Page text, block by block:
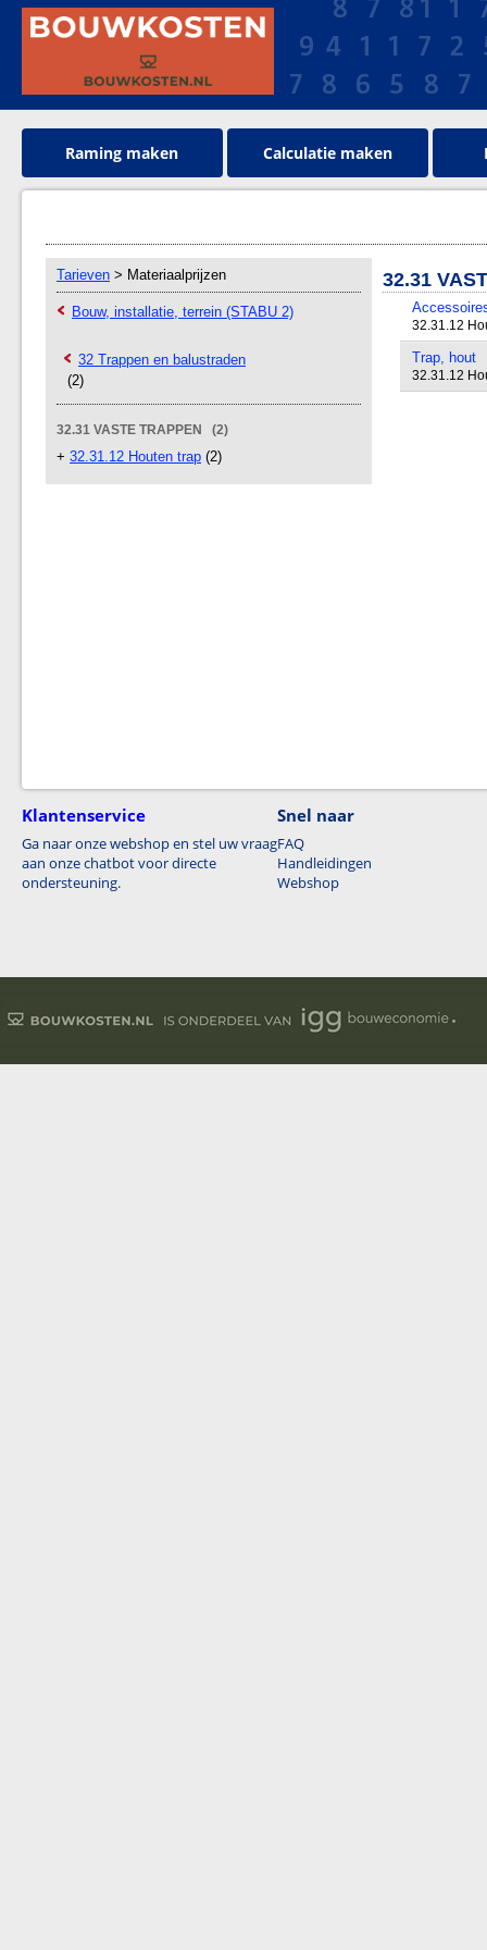
Raming maken Calculatie maken
Tarieven > Materiaalprijzen
Bouw, installatie, terrein (STABU 2)
32 Trappen en balustraden
(2)
32.31 VASTE TRAPPEN (2)
+ 32.31.12 Houten trap (2)
32.31
32.31.12
Trap, hout
32.31.12
Klantenservice
Ga naar onze webshop en stel uw vraag
aan onze chatbot voor directe
ondersteuning.
Snel naar
FAQ
Handleidingen
Webshop